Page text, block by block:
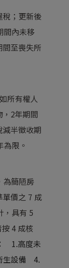
稅；更新後
間內未移
至喪失所
所有權人
2年期間
減半徵收期
限。
為簡陋房
價之 7 成
，具有 5
4 成核
1.高度未
生設備 4.